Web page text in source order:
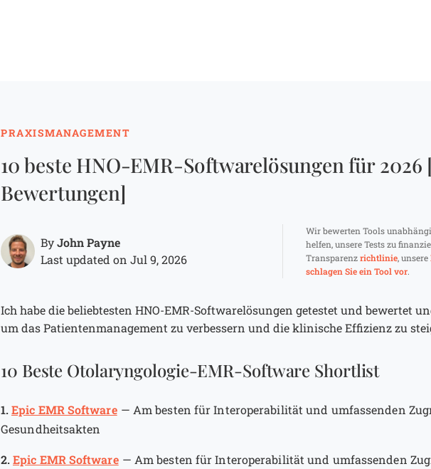
PRAXISMANAGEMENT
10 beste HNO-EMR-Softwarelösungen für 2026
Bewertungen]
ByJohn Payne
Last updated on Jul 9, 2026
Wir bewerten Tools
helfen, unsere Tests zu
Transparenzrichtlinie, unsere
schlagen Sie ein Tool vor.
Ich habe die beliebtesten HNO-EMR-Softwarelösungen getestet und bewertet
um das Patientenmanagement zu verbessern und die klinische Effizienz zu
10 Beste Otolaryngologie-EMR-Software Shortlist
1.Epic EMR Software — Am besten für Interoperabilität und umfassenden
Gesundheitsakten
2.Epic EMR Software — Am besten für Interoperabilität und umfassenden